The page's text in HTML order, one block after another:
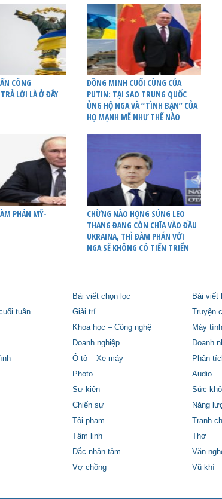
CÔNG
LỜI LÀ Ở ĐÂY
ĐỒNG MINH CUỐI CÙNG CỦA
PUTIN: TẠI SAO TRUNG QUỐC
ỦNG HỘ NGA VÀ “TÌNH BẠN” CỦA
HỌ MẠNH MẼ NHƯ THẾ NÀO
PHÁN MỸ-
CHỪNG NÀO HỌNG SÚNG LEO
THANG ĐANG CÒN CHĨA VÀO ĐẦU
UKRAINA, THÌ ĐÀM PHÁN VỚI
NGA SẼ KHÔNG CÓ TIẾN TRIỂN
Bài viết chọn lọc Bài viết
tuần
Giải trí Truyện
Khoa học – Công nghệ Máy tính
Doanh nghiệp Doanh
Ô tô – Xe máy Phân
Photo Audio
Sự kiện Sức
Chiến sự Năng
Tội phạm Tranh
Tâm linh Thơ
Đắc nhân tâm Văn
Vợ chồng Vũ khí